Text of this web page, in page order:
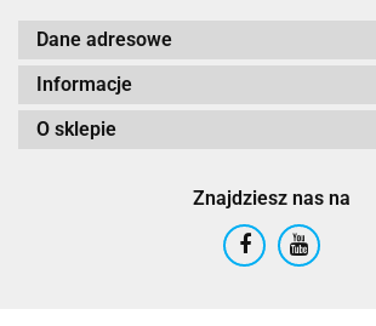
Dane adresowe
Informacje
O sklepie
Znajdziesz nas na